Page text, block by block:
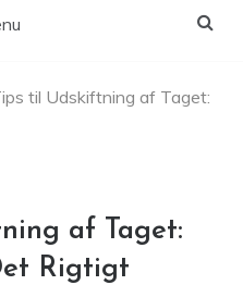
til Udskiftning af Taget:
af Taget:
Rigtigt